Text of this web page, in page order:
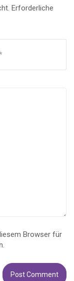
Erforderliche
Browser für